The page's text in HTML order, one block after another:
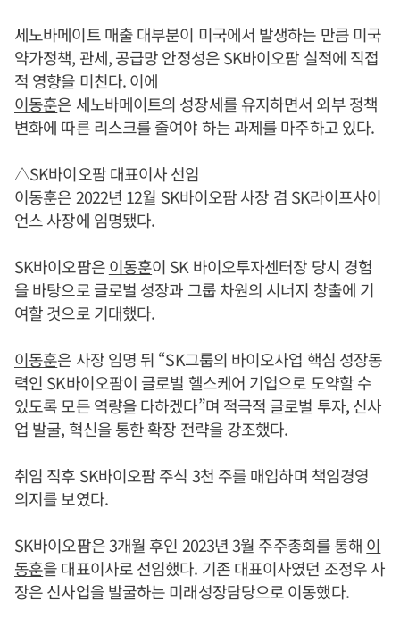
세노바메이트 매출 대부분이 미국에서 발생하는 만큼 미국
약가정책, 관세, 공급망 안정성은 SK바이오팜 실적에 직접
적 영향을 미친다. 이에
이동훈은 세노바메이트의 성장세를 유지하면서 외부 정책
변화에 따른 리스크를 줄여야 하는 과제를 마주하고 있다.
△SK바이오팜 대표이사 선임
이동훈은 2022년 12월 SK바이오팜 사장 겸 SK라이프사이
언스 사장에 임명됐다.
SK바이오팜은이동훈이 SK 바이오투자센터장 당시 경험
을 바탕으로 글로벌 성장과 그룹 차원의 시너지 창출에 기
여할 것으로 기대했다.
이동훈은 사장 임명 뒤 “SK그룹의 바이오사업 핵심 성장동
력인 SK바이오팜이 글로벌 헬스케어 기업으로 도약할 수
있도록 모든 역량을 다하겠다”며 적극적 글로벌 투자, 신사
업 발굴, 혁신을 통한 확장 전략을 강조했다.
취임 직후 SK바이오팜 주식 3천 주를 매입하며 책임경영
의지를 보였다.
SK바이오팜은 3개월 후인 2023년 3월 주주총회를 통해 이
동훈을 대표이사로 선임했다. 기존 대표이사였던 조정우 사
장은 신사업을 발굴하는 미래성장담당으로 이동했다.